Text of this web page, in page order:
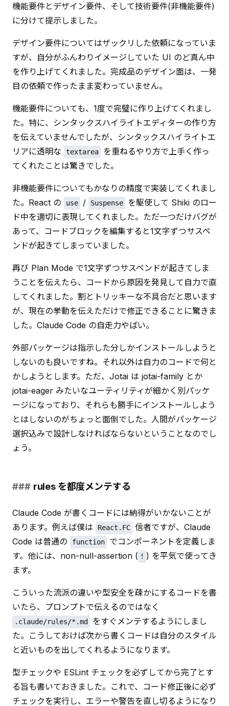
機能要件とデザイン要件、そして技術要件(非機能要件)
に分けて提示しました。
デザイン要件についてはザックリした依頼になっていま
すが、自分がふんわりイメージしていた UI のど真ん中
を作り上げてくれました。完成品のデザイン面は、一発
目の依頼で作ったまま変わっていません。
機能要件についても、1度で完璧に作り上げてくれまし
た。特に、シンタックスハイライトエディターの作り方
を伝えていませんでしたが、シンタックスハイライトエ
リアに透明な
textarea
を重ねるやり方で上手く作っ
てくれたことは驚きでした。
非機能要件についてもかなりの精度で実装してくれまし
た。React の
use / Suspense
を駆使して Shiki のロー
ド中を適切に表現してくれました。ただ一つだけバグが
あって、コードブロックを編集すると1文字ずつサスペ
ンドが起きてしまっていました。
再び Plan Mode で1文字ずつサスペンドが起きてしま
うことを伝えたら、コードから原因を発見して自力で直
してくれました。割とトリッキーな不具合だと思います
が、現在の挙動を伝えただけで修正できることに驚きま
した。Claude Code の自走力やばい。
外部パッケージは指示した分しかインストールしようと
しないのも良いですね。それ以外は自力のコードで何と
かしようとします。ただ、Jotai は jotai-family とか
jotai-eager みたいなユーティリティが細かく別パッケ
ージになっており、それらも勝手にインストールしよう
とはしないのがちょっと面倒でした。人間がパッケージ
選択込みで設計しなければならないということなのでし
ょう。
rules を都度メンテする
Claude Code が書くコードには納得がいかないことが
あります。例えば僕は
React.FC 信者ですが、Claude
Code は普通の
function
でコンポーネントを定義しま
す。他には、non-null-assertion ( ! ) を平気で使ってき
ます。
こういった流派の違いや型安全を疎かにするコードを書
いたら、プロンプトで伝えるのではなく
.claude/rules/*.md
をすぐメンテするようにしまし
た。こうしておけば次から書くコードは自分のスタイル
と近いものを出してくれるようになります。
型チェックや ESLint チェックを必ずしてから完了とす
る旨も書いておきました。これで、コード修正後に必ず
チェックを実行し、エラーや警告を直し切るようになり